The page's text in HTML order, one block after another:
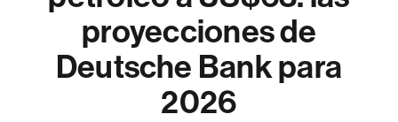
proyecciones de
Deutsche Bank para
2026